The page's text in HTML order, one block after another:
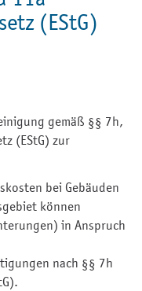
(EStG)
gemäß §§ 7h,
(EStG) zur
bei Gebäuden
können
in Anspruch
nach §§ 7h